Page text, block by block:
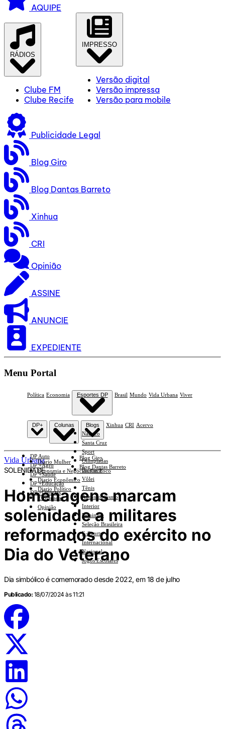
AQUIPE
RÁDIOS
Clube FM
Clube Recife
IMPRESSO
Versão digital
Versão impressa
Versão para mobile
Publicidade Legal
Blog Giro
Blog Dantas Barreto
Xinhua
CRI
Opinião
ASSINE
ANUNCIE
EXPEDIENTE
Menu Portal
Política Economia Esportes DP
Náutico
Santa Cruz
Sport
Olimpíadas
Basquete
Vôlei
Tênis
Automobilismo
Interior
Feminino
Seleção Brasileira
E-Sports
Internacional
Nacional
Jogos Escolares
Brasil Mundo Vida Urbana Viver
DP+
DP Auto
DP +Agro
DP +Saúde
DP +Educação
DP +Ciências
Colunas
Diario Mulher
Economia e Negócios Em Foco
Diario Econômico
Diario Político
Esplanada
Opinião
Blogs
Blog Giro
Blog Dantas Barreto
Xinhua CRI Acervo
Vida Urbana
SOLENIDADE
Homenagens marcam
solenidade a militares
reformados do exército no
Dia do Veterano
Dia simbólico é comemorado desde 2022, em 18 de julho
Publicado: 18/07/2024 às 11:21